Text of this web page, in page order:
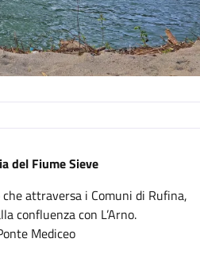
del Fiume Sieve
attraversa i Comuni di Rufina,
confluenza con L’Arno.
Mediceo